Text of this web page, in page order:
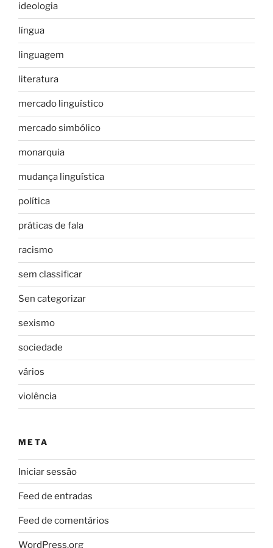
ideologia
língua
linguagem
literatura
mercado linguístico
mercado simbólico
monarquia
mudança linguística
política
práticas de fala
racismo
sem classificar
Sen categorizar
sexismo
sociedade
vários
violência
META
Iniciar sessão
Feed de entradas
Feed de comentários
WordPress.org